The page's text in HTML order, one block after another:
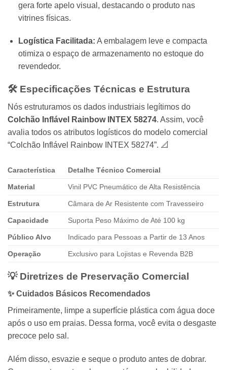
gera forte apelo visual, destacando o produto nas
vitrines físicas.
Logística Facilitada: A embalagem leve e compacta
otimiza o espaço de armazenamento no estoque do
revendedor.
🛠️ Especificações Técnicas e Estrutura
Nós estruturamos os dados industriais legítimos do
Colchão Inflável Rainbow INTEX 58274. Assim, você
avalia todos os atributos logísticos do modelo comercial
“Colchão Inflável Rainbow INTEX 58274”. 📐
Característica Detalhe Técnico Comercial
Material Vinil PVC Pneumático de Alta Resistência
Estrutura Câmara de Ar Resistente com Travesseiro
Capacidade Suporta Peso Máximo de Até 100 kg
Público Alvo Indicado para Pessoas a Partir de 13 Anos
Operação Exclusivo para Lojistas e Revenda B2B
💡 Diretrizes de Preservação Comercial
✨ Cuidados Básicos Recomendados
Primeiramente, limpe a superfície plástica com água doce
após o uso em praias. Dessa forma, você evita o desgaste
precoce pelo sal.
Além disso, esvazie e seque o produto antes de dobrar.